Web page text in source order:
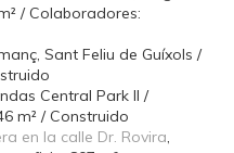
/ Colaboradores:
Sant Feliu de Guíxols /
Central Park II /
m² / Construido
en la calle Dr. Rovira,